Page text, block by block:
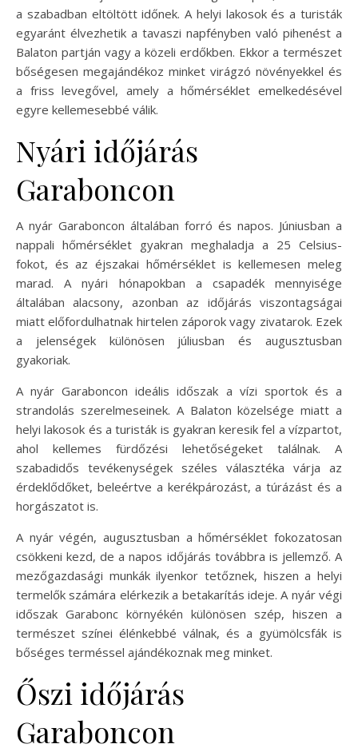
a szabadban eltöltött időnek. A helyi lakosok és a turisták
egyaránt élvezhetik a tavaszi napfényben való pihenést a
Balaton partján vagy a közeli erdőkben. Ekkor a természet
bőségesen megajándékoz minket virágzó növényekkel és
a friss levegővel, amely a hőmérséklet emelkedésével
egyre kellemesebbé válik.
Nyári időjárás
Garaboncon
A nyár Garaboncon általában forró és napos. Júniusban a
nappali hőmérséklet gyakran meghaladja a 25 Celsius-
fokot, és az éjszakai hőmérséklet is kellemesen meleg
marad. A nyári hónapokban a csapadék mennyisége
általában alacsony, azonban az időjárás viszontagságai
miatt előfordulhatnak hirtelen záporok vagy zivatarok. Ezek
a jelenségek különösen júliusban és augusztusban
gyakoriak.
A nyár Garaboncon ideális időszak a vízi sportok és a
strandolás szerelmeseinek. A Balaton közelsége miatt a
helyi lakosok és a turisták is gyakran keresik fel a vízpartot,
ahol kellemes fürdőzési lehetőségeket találnak. A
szabadidős tevékenységek széles választéka várja az
érdeklődőket, beleértve a kerékpározást, a túrázást és a
horgászatot is.
A nyár végén, augusztusban a hőmérséklet fokozatosan
csökkeni kezd, de a napos időjárás továbbra is jellemző. A
mezőgazdasági munkák ilyenkor tetőznek, hiszen a helyi
termelők számára elérkezik a betakarítás ideje. A nyár végi
időszak Garabonc környékén különösen szép, hiszen a
természet színei élénkebbé válnak, és a gyümölcsfák is
bőséges terméssel ajándékoznak meg minket.
Őszi időjárás
Garaboncon